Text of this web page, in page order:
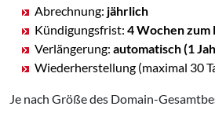
Abrechnung: jährlich
Kündigungsfrist: 4 Wochen zum
Verlängerung: automatisch (1
Wiederherstellung (maximal 30
Je nach Größe des Domain-